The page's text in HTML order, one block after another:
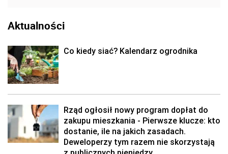
Aktualności
Co kiedy siać? Kalendarz ogrodnika
Rząd ogłosił nowy program dopłat do
zakupu mieszkania - Pierwsze klucze: kto
dostanie, ile na jakich zasadach.
Deweloperzy tym razem nie skorzystają